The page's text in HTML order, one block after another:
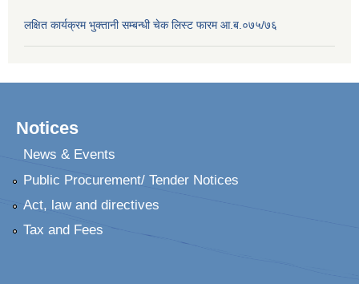
लक्षित कार्यक्रम भुक्तानी सम्बन्धी चेक लिस्ट फारम आ.ब.०७५/७६
Notices
News & Events
Public Procurement/ Tender Notices
Act, law and directives
Tax and Fees